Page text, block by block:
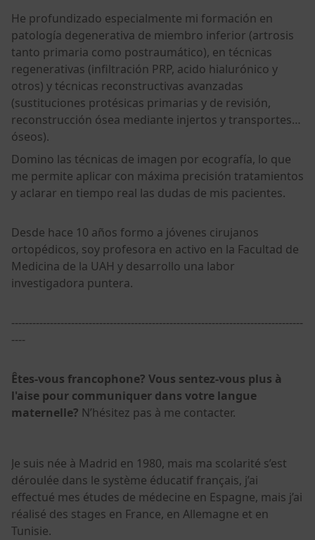
He profundizado especialmente mi formación en
patología degenerativa de miembro inferior (artrosis
tanto primaria como postraumático), en técnicas
regenerativas (infiltración PRP, acido hialurónico y
otros) y técnicas reconstructivas avanzadas
(sustituciones protésicas primarias y de revisión,
reconstrucción ósea mediante injertos y transportes
óseos).
Domino las técnicas de imagen por ecografía, lo que
me permite aplicar con máxima precisión tratamientos
y aclarar en tiempo real las dudas de mis pacientes.
Desde hace 10 años formo a jóvenes cirujanos
ortopédicos, soy profesora en activo en la Facultad de
Medicina de la UAH y desarrollo una labor
investigadora puntera.
-----------------------------------------------------------------------------------
----
Êtes-vous francophone? Vous sentez-vous plus à
l'aise pour communiquer dans votre langue
maternelle? N’hésitez pas à me contacter.
Je suis née à Madrid en 1980, mais ma scolarité s’est
déroulée dans le système éducatif français, j’ai
effectué mes études de médecine en Espagne, mais j’ai
réalisé des stages en France, en Allemagne et en
Tunisie.